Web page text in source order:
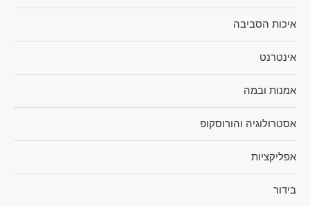
איכות הסביבה
אינטרנט
אמנות ובמה
אסטרולוגיה והורוסקופ
אפליקציות
בידור